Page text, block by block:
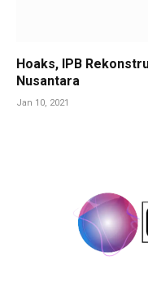
Hoaks, IPB
Nusantara
Jan 10, 2021